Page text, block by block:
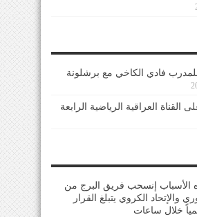
فادي الكاخي مع برشلونة
القناة العراقية الرياضية الرابعة
الأسباب إنسحب فريق البرج من
والإتحاد الكروي يتبلغ القرار
خلال ساعات